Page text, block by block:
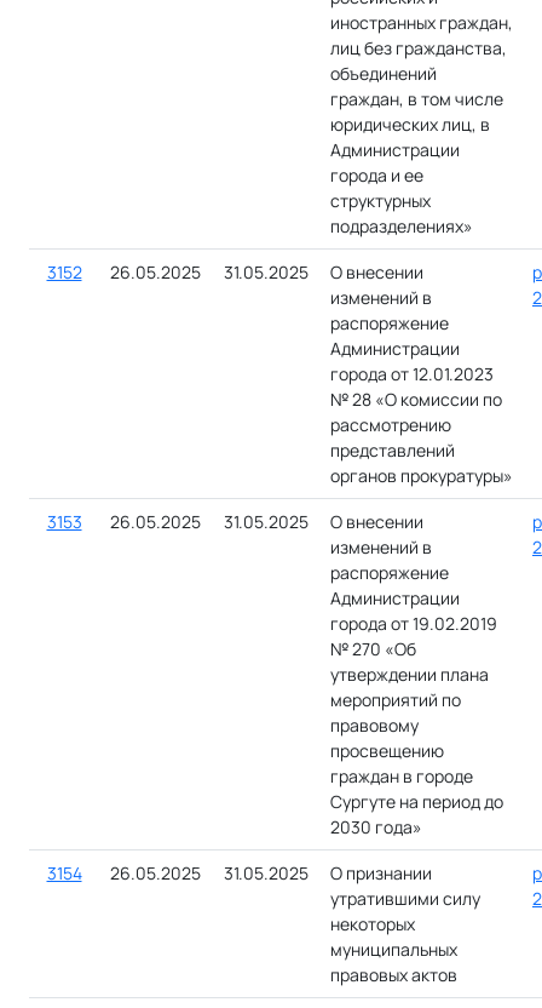
иностранных граждан,
лиц без гражданства,
объединений
граждан, в том числе
юридических лиц, в
Администрации
города и ее
структурных
подразделениях»
3152 26.05.2025 31.05.2025
О внесении
изменений в
распоряжение
Администрации
города от 12.01.2023
№ 28 «О комиссии по
рассмотрению
представлений
органов прокуратуры»
3153 26.05.2025 31.05.2025
О внесении
изменений в
распоряжение
Администрации
города от 19.02.2019
№ 270 «Об
утверждении плана
мероприятий по
правовому
просвещению
граждан в городе
Сургуте на период до
2030 года»
3154 26.05.2025 31.05.2025
О признании
утратившими силу
некоторых
муниципальных
правовых актов